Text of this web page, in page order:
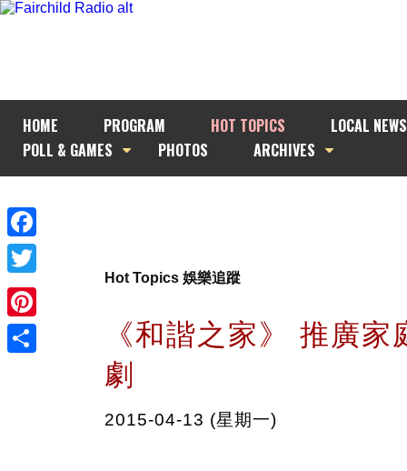
HOME PROGRAM HOT TOPICS
LOCAL NEWS
POLL & GAMES
PHOTOS ARCHIVES
Facebook
Twitter
Pinterest
Hot Topics 娛樂追蹤
《和諧之家》 推廣家
劇
2015-04-13 (星期一)